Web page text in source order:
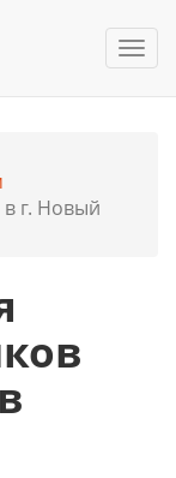
г. Новый